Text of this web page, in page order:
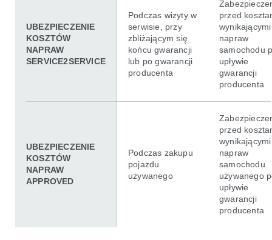
UBEZPIECZENIE
KOSZTÓW
NAPRAW
SERVICE2SERVICE
Podczas wizyty w
serwisie, przy
zbliżającym się
końcu gwarancji
lub po gwarancji
producenta
przed
napraw
samochodu
upływie
gwarancji
producenta
UBEZPIECZENIE
KOSZTÓW
NAPRAW
APPROVED
Podczas zakupu
pojazdu
używanego
przed
napraw
samochodu
używanego
upływie
gwarancji
producenta